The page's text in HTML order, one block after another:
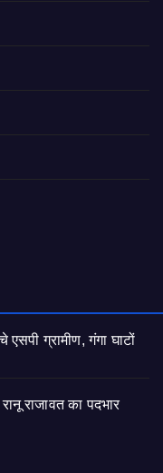
ग्रामीण, गंगा घाटों
राजावत का पदभार